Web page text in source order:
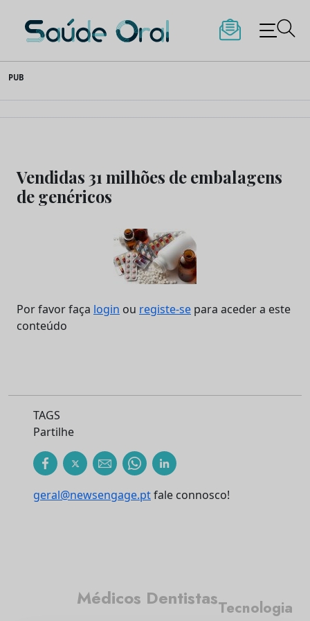
to
content
Saúde Oral
PUB
Vendidas 31 milhões de embalagens
de genéricos
Por favor faça login ou registe-se para aceder a este
conteúdo
TAGS
Partilhe
geral@newsengage.ptfale connosco!
Médicos DentistasTecnologia